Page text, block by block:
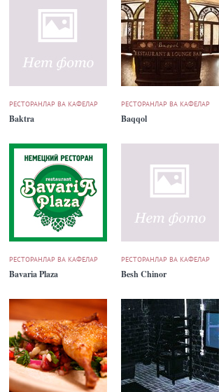
РЕСТОРАНЛАР ВА КАФЕЛАР
Baktra
РЕСТОРАНЛАР ВА КАФЕЛАР
Baqqol
РЕСТОРАНЛАР ВА КАФЕЛАР
Bavaria Plaza
РЕСТОРАНЛАР ВА КАФЕЛАР
Besh Chinor